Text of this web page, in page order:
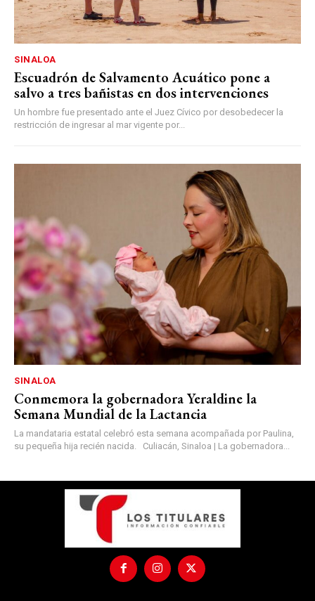
SINALOA
Escuadrón de Salvamento Acuático pone a
salvo a tres bañistas en dos intervenciones
Un hombre fue presentado ante el Juez Cívico por desobedecer la
restricción de ingresar al mar vigente por...
SINALOA
Conmemora la gobernadora Yeraldine la
Semana Mundial de la Lactancia
La mandataria estatal celebró esta semana acompañada por Paulina,
su pequeña hija recién nacida. Culiacán, Sinaloa | La gobernadora...